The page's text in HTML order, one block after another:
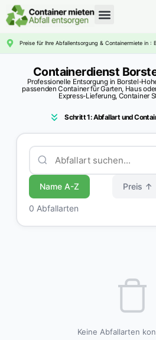
Preise für Ihre Abfallentsorgung & Containermiete in :
Containerdienst
Professionelle Entsorgung in Borstel-
passenden Container für Garten, Haus
Express-Lieferung, Container
Schritt 1: Abfallart und
Name A-Z Preis ↑
0 Abfallarten
Keine Abfallarten